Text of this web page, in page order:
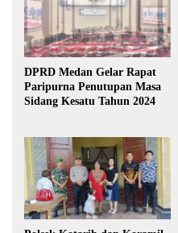
DPRD Medan Gelar Rapat
Paripurna Penutupan Masa
Sidang Kesatu Tahun 2024